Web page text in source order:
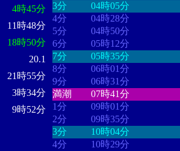
4時45分
11時48分
18時50分
20.1
21時55分
3時34分
9時52分
3分
04時05分
4分
04時28分
5分
04時50分
6分
05時12分
7分
05時35分
8分
06時01分
9分
06時31分
満潮
07時41分
1分
09時01分
2分
09時35分
3分
10時04分
4分
10時29分